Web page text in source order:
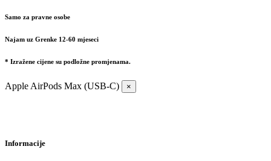
Samo za pravne osobe
Najam uz Grenke 12-60 mjeseci
* Izražene cijene su podložne promjenama.
Apple AirPods Max (USB-C) ×
Informacije